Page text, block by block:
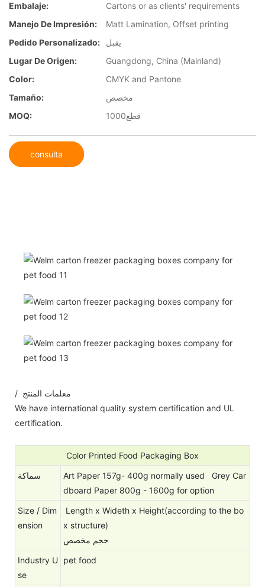
Embalaje:
Cartons or as clients' requirements
Manejo De Impresión:
Matt Lamination, Offset printing
Pedido Personalizado:
يقبل
Lugar De Origen:
Guangdong, China (Mainland)
Color:
CMYK and Pantone
Tamaño:
مخصص
MOQ:
1000قطع
consulta
/ معلمات المنتج
We have international quality system certification and UL
certification.
Color Printed Food Packaging Box
سماكة
Art Paper 157g- 400g normally used Grey Car
dboard Paper 800g - 1600g for option
Size / Dim
ension
Length x Wideth x Height(according to the bo
x structure)
حجم مخصص
Industry U
se
pet food